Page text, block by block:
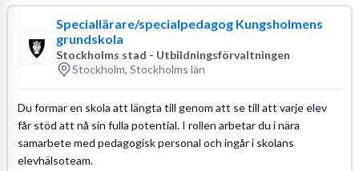
Speciallärare/specialpedagog Kungsholmens
grundskola
Stockholms stad - Utbildningsförvaltningen
Stockholm, Stockholms län
Du formar en skola att längta till genom att se till att varje elev
får stöd att nå sin fulla potential. I rollen arbetar du i nära
samarbete med pedagogisk personal och ingår i skolans
elevhälsoteam.